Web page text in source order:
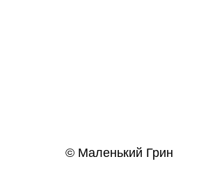
© Маленький Грин